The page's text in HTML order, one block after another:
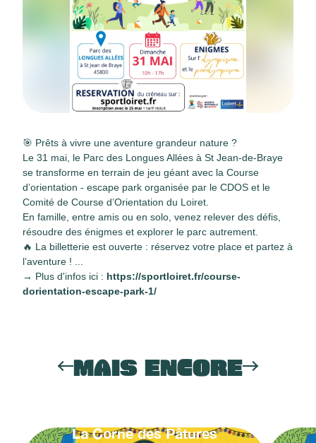
🎯 Prêts à vivre une aventure grandeur nature ?
Le 31 mai, le Parc des Longues Allées à St Jean-de-Braye
se transforme en terrain de jeu géant avec la Course
d’orientation - escape park organisée par le CDOS et le
Comité de Course d’Orientation du Loiret.
En famille, entre amis ou en solo, venez relever des défis,
résoudre des énigmes et explorer le parc autrement.
🔥 La billetterie est ouverte : réservez votre place et partez à
l’aventure ! ...
→ Plus d'infos ici : https://sportloiret.fr/course-
dorientation-escape-park-1/
MAIS ENCORE
La Corne des Pâtures